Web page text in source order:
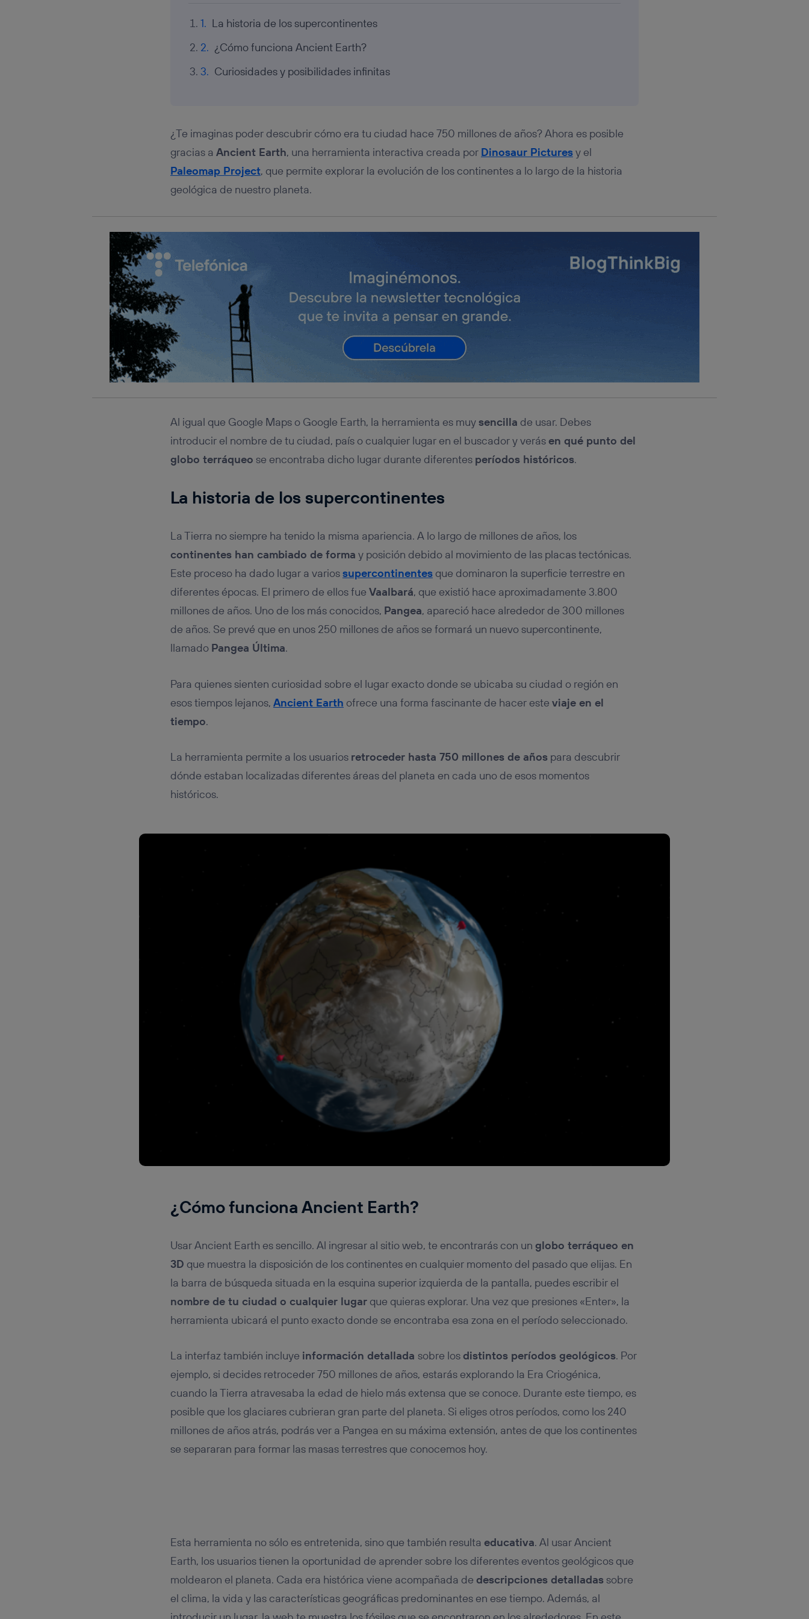
La historia de los supercontinentes
¿Cómo funciona Ancient Earth?
Curiosidades y posibilidades infinitas
¿Te imaginas poder descubrir cómo era tu ciudad hace 750 millones de años? Ahora es posible
gracias a Ancient Earth, una herramienta interactiva creada por Dinosaur Picturesy el
Paleomap Project, que permite explorar la evolución de los continentes a lo largo de la historia
geológica de nuestro planeta.
Al igual que Google Maps o Google Earth, la herramienta es muysencilla de usar. Debes
introducir el nombre de tu ciudad, país o cualquier lugar en el buscador y verásen qué punto del
globo terráqueo se encontraba dicho lugar durante diferentes períodos históricos.
La historia de los supercontinentes
La Tierra no siempre ha tenido la misma apariencia. A lo largo de millones de años, los
continentes han cambiado de forma y posición debido al movimiento de las placas tectónicas.
Este proceso ha dado lugar a variossupercontinentesque dominaron la superficie terrestre en
diferentes épocas. El primero de ellos fue Vaalbará, que existió hace aproximadamente 3.800
millones de años. Uno de los más conocidos, Pangea, apareció hace alrededor de 300 millones
de años. Se prevé que en unos 250 millones de años se formará un nuevo supercontinente,
llamado Pangea Última.
Para quienes sienten curiosidad sobre el lugar exacto donde se ubicaba su ciudad o región en
esos tiempos lejanos, Ancient Earth ofrece una forma fascinante de hacer este viaje en el
tiempo.
La herramienta permite a los usuarios retroceder hasta 750 millones de añospara descubrir
dónde estaban localizadas diferentes áreas del planeta en cada uno de esos momentos
históricos.
¿Cómo funciona Ancient Earth?
Usar Ancient Earth es sencillo. Al ingresar al sitio web, te encontrarás con un globo terráqueo en
3D que muestra la disposición de los continentes en cualquier momento del pasado que elijas. En
la barra de búsqueda situada en la esquina superior izquierda de la pantalla, puedes escribir el
nombre de tu ciudad o cualquier lugarque quieras explorar. Una vez que presiones «Enter», la
herramienta ubicará el punto exacto donde se encontraba esa zona en el período seleccionado.
La interfaz también incluye información detallada sobre losdistintos períodos geológicos. Por
ejemplo, si decides retroceder 750 millones de años, estarás explorando la Era Criogénica,
cuando la Tierra atravesaba la edad de hielo más extensa que se conoce. Durante este tiempo, es
posible que los glaciares cubrieran gran parte del planeta. Si eliges otros períodos, como los 240
millones de años atrás, podrás ver a Pangea en su máxima extensión, antes de que los continentes
se separaran para formar las masas terrestres que conocemos hoy.
Esta herramienta no sólo es entretenida, sino que también resulta educativa. Al usar Ancient
Earth, los usuarios tienen la oportunidad de aprender sobre los diferentes eventos geológicos que
moldearon el planeta. Cada era histórica viene acompañada de descripciones detalladassobre
el clima, la vida y las características geográficas predominantes en ese tiempo. Además, al
Típicamente:
Si utilizas una conexión de banda ancha
realizará en función de las actividades de navegación de los miembros del hogar que
datos móviles
Para más información, consulta la política de privacidad de Utiq.